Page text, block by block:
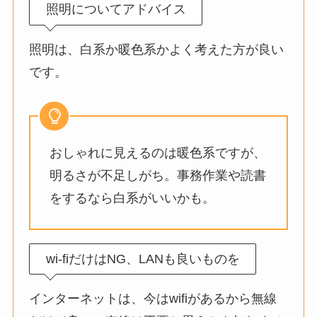
照明についてアドバイス
照明は、白系か暖色系かよく考えた方が良い
です。
おしゃれに見えるのは暖色系ですが、
明るさが不足しがち。事務作業や読書
をするなら白系がいいかも。
wi-fiだけはNG、LANも良いものを
インターネットは、今はwifiがあるから無線